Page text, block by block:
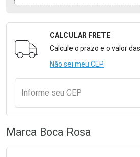
Formulário para Calcular o
CALCULAR FRETE
Calcule o prazo e o valor
Não sei meu CEP
Informe seu CEP
Marca Boca Rosa